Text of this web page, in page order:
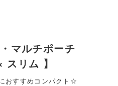
マルチポーチ
スリム 】
おすすめコンパクト☆